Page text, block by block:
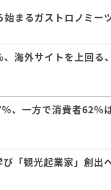
まるガストロノミー
海外サイトを上回る
％、一方で消費者62
び「観光起業家」創